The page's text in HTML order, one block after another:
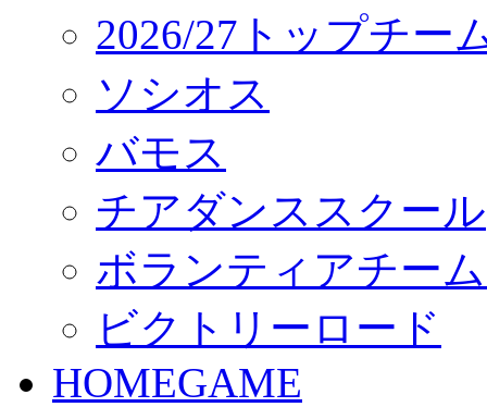
2026/27トップチー
ソシオス
バモス
チアダンススクール
ボランティアチー
ビクトリーロード
HOMEGAME